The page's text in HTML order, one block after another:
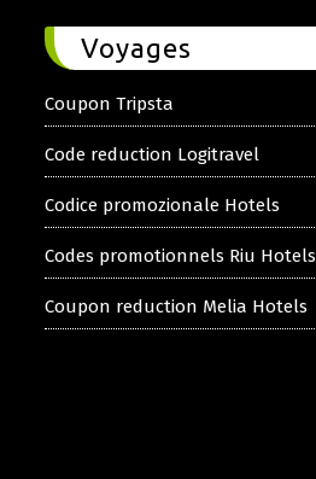
Voyages
Coupon Tripsta
Code reduction Logitravel
Codice promozionale Hotels
Codes promotionnels Riu Hotels
Coupon reduction Melia Hotels